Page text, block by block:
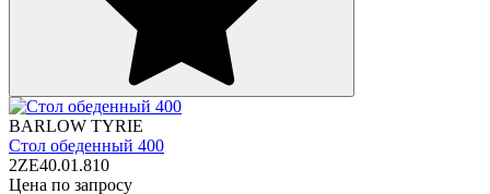
BARLOW TYRIE
Стол обеденный 400
2ZE40.01.810
Цена по запросу